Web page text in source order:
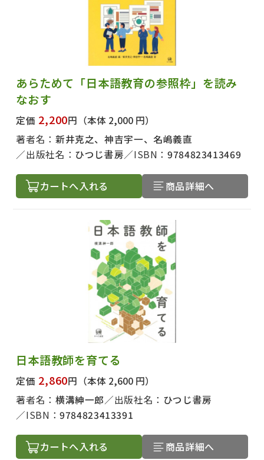
あらためて「日本語教育の参照枠」を読み
なおす
定価 2,200円 （本体 2,000 円）
著者名： 新井克之、神吉宇一、名嶋義直
出版社名： ひつじ書房 ISBN：9784823413469
カートへ入れる 商品詳細へ
日本語教師を育てる
定価 2,860円 （本体 2,600 円）
著者名： 横溝紳一郎 出版社名： ひつじ書房
ISBN：9784823413391
カートへ入れる 商品詳細へ